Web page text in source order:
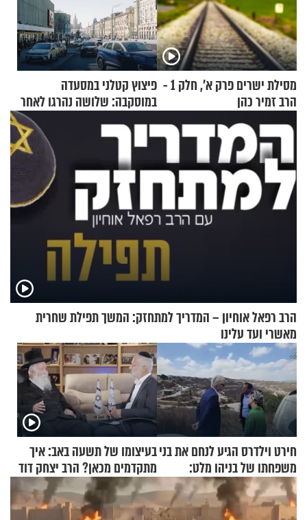
מסילת ישרים פרק א’, חלק 1 -
הרב זמיר כהן
פיצוץ קטלני במסעדה
במוסקבה: שלושה נהרגו לאחר
שמטען שנשאה אישה התפוצץ
הרב רפאל אוחיון – המדריך למתחזק: המשך תפילת שחרית
מאשרי ועד עלינו
חירט וילדרס הגיע לנחם את בני
משפחתו של בניהו מלט:
"מיליונים באירופה תומכים
בכם"
בעיצומו של תשעה באב: איך
מתקדמים מכאן? הרב יצחק דוד
גרוסמן בשיחה מיוחדת